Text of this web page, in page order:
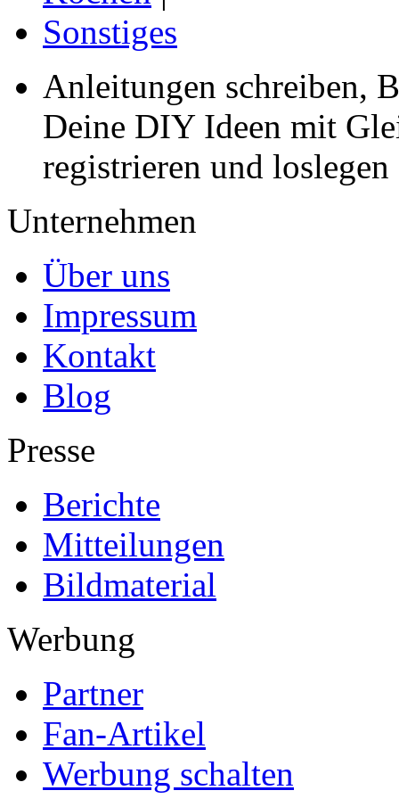
Sonstiges
Anleitungen schreiben,
Deine DIY Ideen mit
registrieren und loslegen
Unternehmen
Über uns
Impressum
Kontakt
Blog
Presse
Berichte
Mitteilungen
Bildmaterial
Werbung
Partner
Fan-Artikel
Werbung schalten